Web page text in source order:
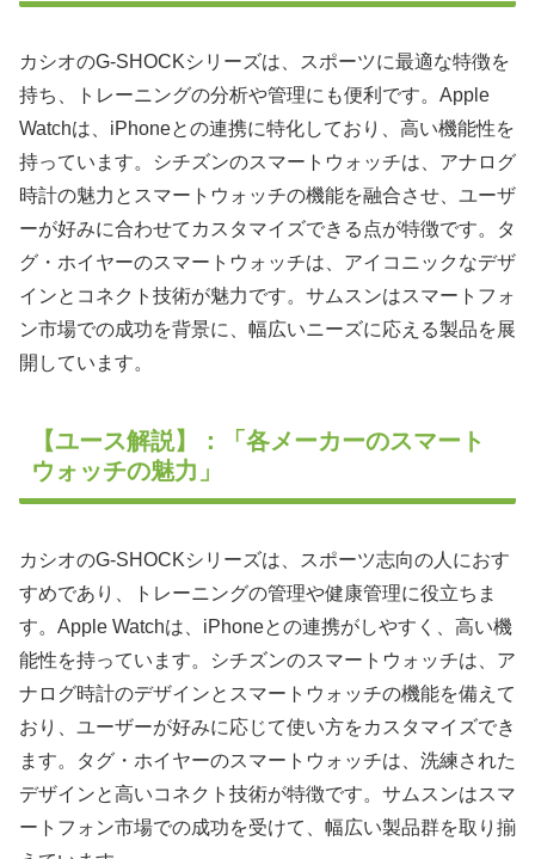
カシオのG-SHOCKシリーズは、スポーツに最適な特徴を
持ち、トレーニングの分析や管理にも便利です。Apple
Watchは、iPhoneとの連携に特化しており、高い機能性を
持っています。シチズンのスマートウォッチは、アナログ
時計の魅力とスマートウォッチの機能を融合させ、ユーザ
ーが好みに合わせてカスタマイズできる点が特徴です。タ
グ・ホイヤーのスマートウォッチは、アイコニックなデザ
インとコネクト技術が魅力です。サムスンはスマートフォ
ン市場での成功を背景に、幅広いニーズに応える製品を展
開しています。
【ユース解説】：「各メーカーのスマート
ウォッチの魅力」
カシオのG-SHOCKシリーズは、スポーツ志向の人におす
すめであり、トレーニングの管理や健康管理に役立ちま
す。Apple Watchは、iPhoneとの連携がしやすく、高い機
能性を持っています。シチズンのスマートウォッチは、ア
ナログ時計のデザインとスマートウォッチの機能を備えて
おり、ユーザーが好みに応じて使い方をカスタマイズでき
ます。タグ・ホイヤーのスマートウォッチは、洗練された
デザインと高いコネクト技術が特徴です。サムスンはスマ
ートフォン市場での成功を受けて、幅広い製品群を取り揃